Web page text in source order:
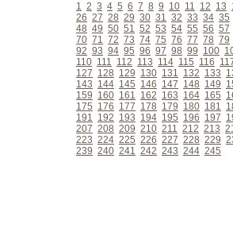
1 2 3 4 5 6 7 8 9 10 11 12 13
26 27 28 29 30 31 32 33 34 35
48 49 50 51 52 53 54 55 56 57
70 71 72 73 74 75 76 77 78 79
92 93 94 95 96 97 98 99 100
110 111 112 113 114 115 116
127 128 129 130 131 132 133
143 144 145 146 147 148 149
159 160 161 162 163 164 165
175 176 177 178 179 180 181
191 192 193 194 195 196 197
207 208 209 210 211 212 213
223 224 225 226 227 228 229
239 240 241 242 243 244 245